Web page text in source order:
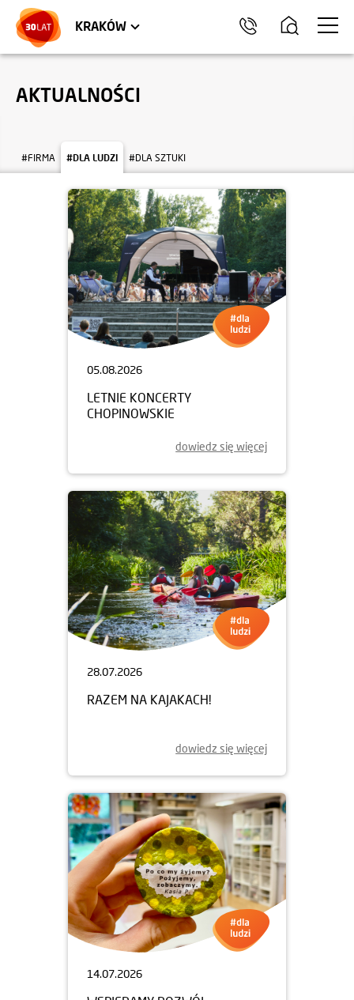
KRAKÓW
TRÓJMIASTO
LOKALE USŁUGOWE
AKTUALNOŚCI
#FIRMA #DLA LUDZI #DLA SZTUKI
05.08.2026
LETNIE KONCERTY
CHOPINOWSKIE
dowiedz się więcej
28.07.2026
RAZEM NA KAJAKACH!
dowiedz się więcej
14.07.2026